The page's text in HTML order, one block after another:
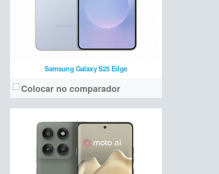
Samsung Galaxy S25 Edge
Colocar no comparador